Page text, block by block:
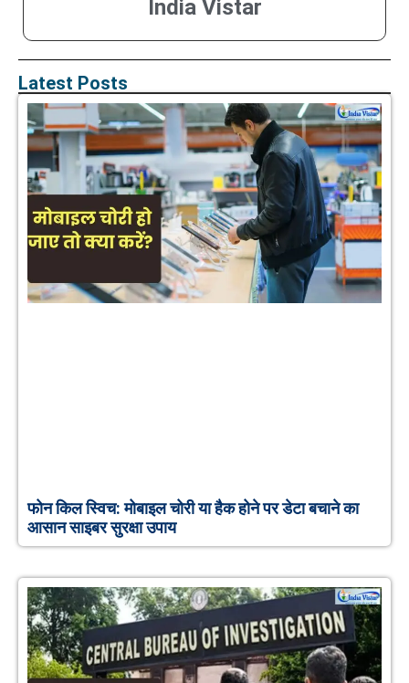
India Vistar
Latest Posts
फोन किल स्विच: मोबाइल चोरी या हैक होने पर डेटा बचाने का
आसान साइबर सुरक्षा उपाय